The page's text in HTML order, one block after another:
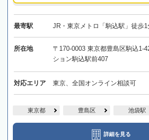
最寄駅 JR・東京メトロ「駒込駅」徒歩1
所在地
〒170-0003 東京都豊島区駒込1-
ション駒込駅前407
対応エリア 東京、全国オンライン相談可
東京都 豊島区 池袋駅
詳細を見る